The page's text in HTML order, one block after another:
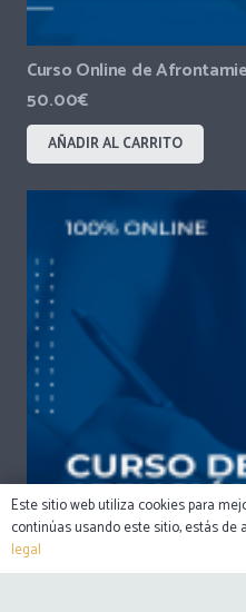
Curso Online de
50.00€
AÑADIR AL CARRITO
Este sitio web utiliza cookies para
continúas usando este sitio, estás de
legal